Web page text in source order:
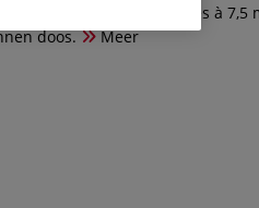
Verkrijgbaar zijn 30 tubes à
doos.
Meer